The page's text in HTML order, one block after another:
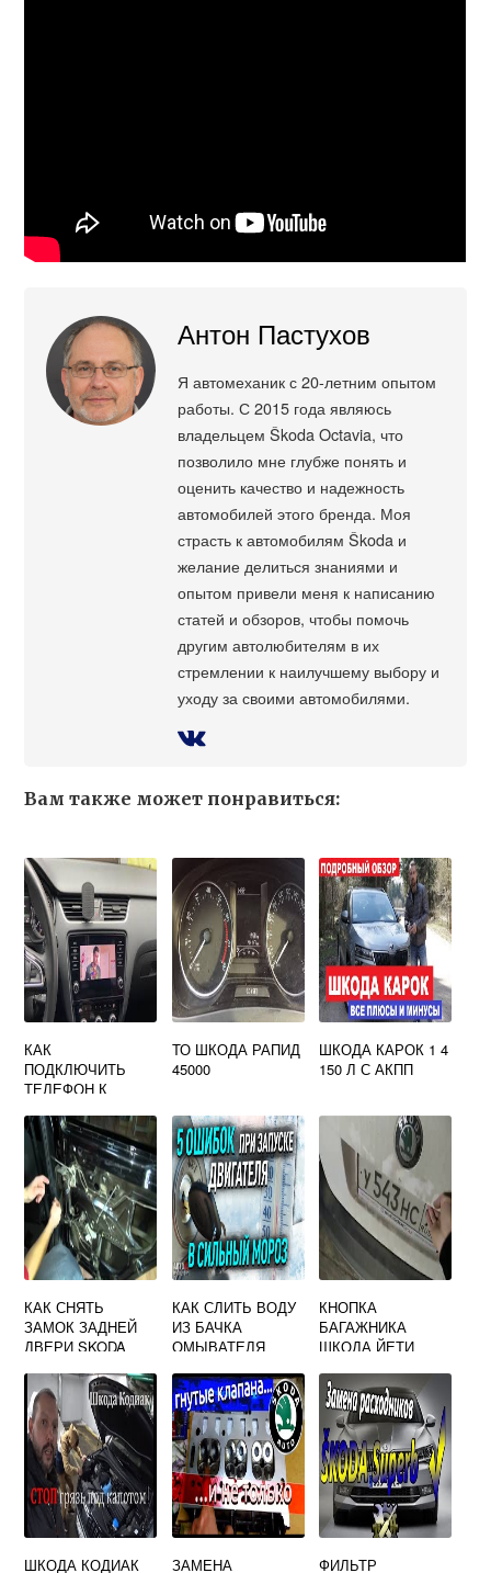
Антон Пастухов
Я автомеханик с 20-летним опытом
работы. С 2015 года являюсь
владельцем Škoda Octavia, что
позволило мне глубже понять и
оценить качество и надежность
автомобилей этого бренда. Моя
страсть к автомобилям Škoda и
желание делиться знаниями и
опытом привели меня к написанию
статей и обзоров, чтобы помочь
другим автолюбителям в их
стремлении к наилучшему выбору и
уходу за своими автомобилями.
Вам также может понравиться:
КАК
ПОДКЛЮЧИТЬ
ТЕЛЕФОН К
OCTAVIA A7
ТО ШКОДА РАПИД
45000
ШКОДА КАРОК 1 4
150 Л С АКПП
КАК СНЯТЬ
ЗАМОК ЗАДНЕЙ
ДВЕРИ SKODA
КАК СЛИТЬ ВОДУ
ИЗ БАЧКА
ОМЫВАТЕЛЯ
КНОПКА
БАГАЖНИКА
ШКОДА ЙЕТИ
ШКОДА КОДИАК ЗАМЕНА ФИЛЬТР